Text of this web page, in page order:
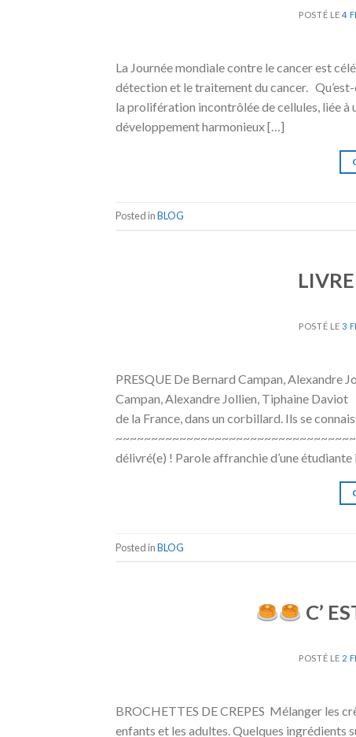
POSTÉ LE4
La Journée mondiale contre le cancer est
détection et le traitement du cancer.
la prolifération incontrôlée de cellules, liée à
développement harmonieux […]
Posted inBLOG
POSTÉ LE3
PRESQUE De Bernard Campan, Alexandre
Campan, Alexandre Jollien, Tiphaine Daviot
de la France, dans un corbillard. Ils se
délivré(e) ! Parole affranchie d’une
Posted inBLOG
C’
POSTÉ LE 2
BROCHETTES DE CREPES Mélanger les
enfants et les adultes. Quelques